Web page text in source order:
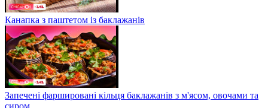
Канапка з паштетом із баклажанів
Запечені фаршировані кільця баклажанів з м'ясом, овочами та
сиром